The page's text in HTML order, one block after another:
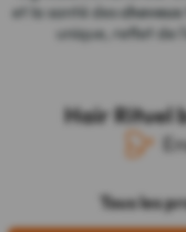
et la santé descheveux
unique, reflet de
Hair Rituel
Tous les